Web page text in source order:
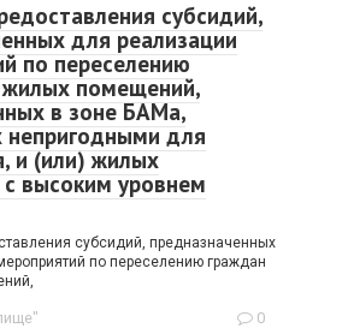
субсидий,
для реализации
по переселению
помещений,
в зоне БАМа,
непригодными для
и (или) жилых
высоким уровнем
субсидий, предназначенных
по переселению граждан
0